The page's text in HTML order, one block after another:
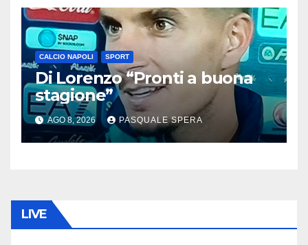
CALCIO NAPOLI SPORT
Di Lorenzo “Pronti a buona
stagione”
AGO 8, 2026 PASQUALE SPERA
LIVE